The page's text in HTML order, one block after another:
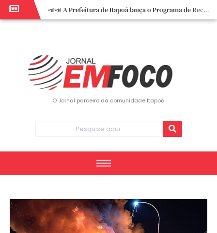
📣📣 A Prefeitura de Itapoá lança o Programa de Recuperação Fiscal (REFIS).
📢 Empreendedor do turismo, esta oportunidade é para você! Itapoá – SC.
O Jornal parceiro da comunidade Itapoá